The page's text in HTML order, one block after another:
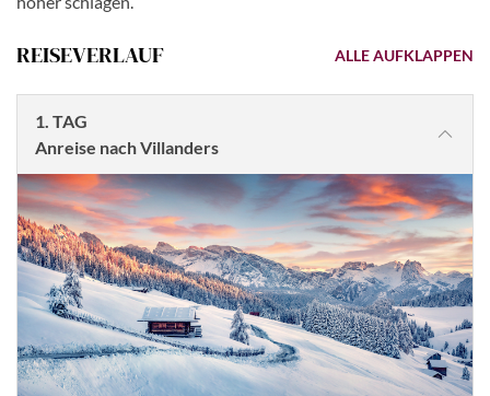
REISEVERLAUF ALLE AUFKLAPPEN
1. TAG
Anreise nach Villanders